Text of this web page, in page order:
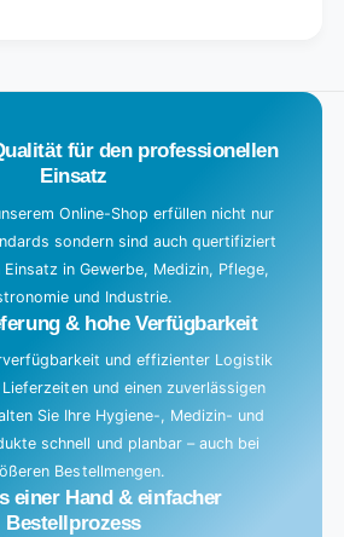
für den professionellen
Einsatz
Online-Shop erfüllen nicht nur
sondern sind auch quertifiziert
in Gewerbe, Medizin, Pflege,
und Industrie.
& hohe Verfügbarkeit
und effizienter Logistik
und einen zuverlässigen
Sie Ihre Hygiene-, Medizin- und
schnell und planbar – auch bei
Bestellmengen.
einer Hand & einfacher
Bestellprozess